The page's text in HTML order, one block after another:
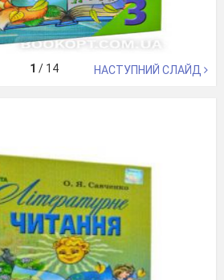
1 / 14 НАСТУПНИЙ СЛАЙД